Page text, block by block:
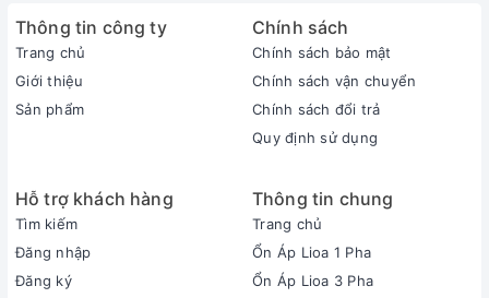
Thông tin công ty
Trang chủ
Giới thiệu
Sản phẩm
Chính sách
Chính sách bảo mật
Chính sách vận chuyển
Chính sách đổi trả
Quy định sử dụng
Hỗ trợ khách hàng
Tìm kiếm
Đăng nhập
Đăng ký
Thông tin chung
Trang chủ
Ổn Áp Lioa 1 Pha
Ổn Áp Lioa 3 Pha